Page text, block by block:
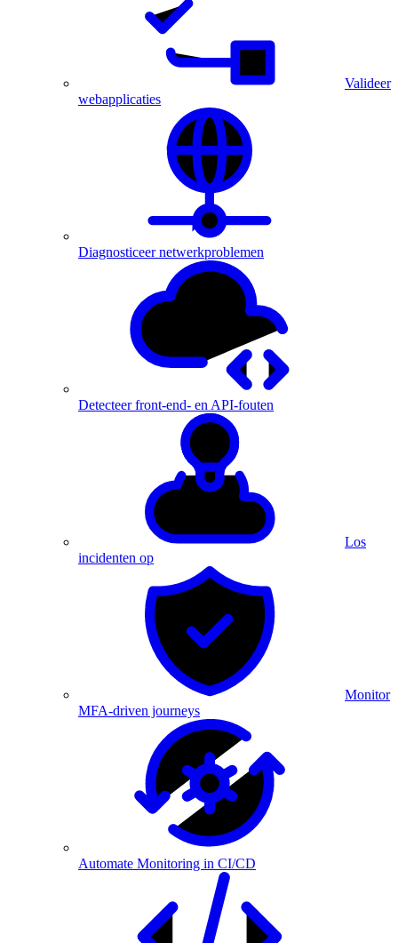
Valideer
webapplicaties
Diagnosticeer netwerkproblemen
Detecteer front-end- en API-fouten
Los
incidenten op
Monitor
MFA-driven journeys
Automate Monitoring in CI/CD